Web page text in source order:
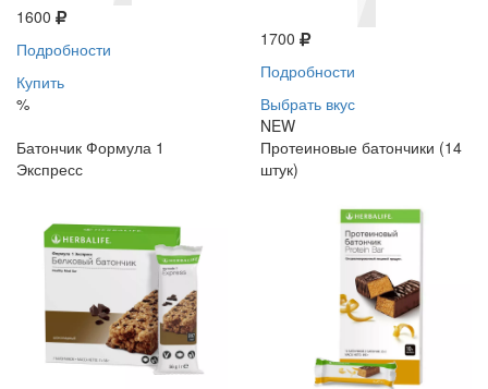
1600
Подробности
Купить
%
1700
Подробности
Выбрать вкус
NEW
Батончик Формула 1
Экспресс
Протеиновые батончики (14
штук)